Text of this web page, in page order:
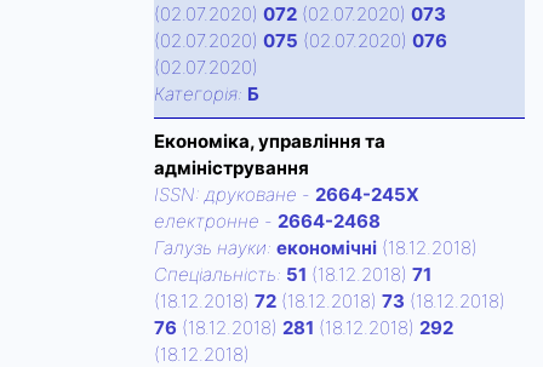
(02.07.2020) 072 (02.07.2020) 073
(02.07.2020) 075 (02.07.2020) 076
(02.07.2020)
Категорiя: Б
Економіка, управління та
адміністрування
ISSN: друковане - 2664-245Х
електронне - 2664-2468
Галузь науки: економічні (18.12.2018)
Спецiальнiсть: 51 (18.12.2018) 71
(18.12.2018) 72 (18.12.2018) 73 (18.12.2018)
76 (18.12.2018) 281 (18.12.2018) 292
(18.12.2018)